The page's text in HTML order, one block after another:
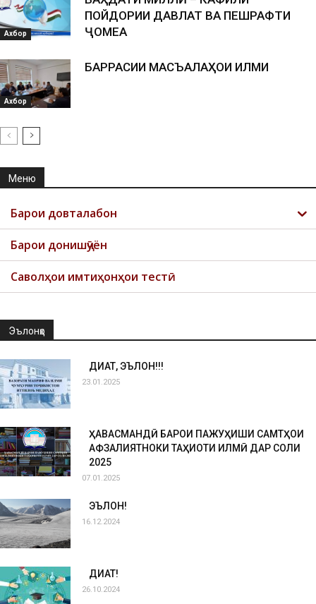
Ахбор
ПОЙДОРИИ ДАВЛАТ ВА ПЕШРАФТИ
ҶОМЕА
Ахбор
БАРРАСИИ МАСЪАЛАҲОИ ИЛМИ
Меню
Барои довталабон
Барои донишҷӯён
Саволҳои имтиҳонҳои тестӣ
Эълонҳо
ДИҚҚАТ, ЭЪЛОН!!!
23.01.2025
ҲАВАСМАНДӢ БАРОИ ПАЖУҲИШИ САМТҲОИ
АФЗАЛИЯТНОКИ ТАҲҚИҚОТИ ИЛМӢ ДАР СОЛИ
2025
07.01.2025
ЭЪЛОН!
16.12.2024
ДИҚҚАТ!
26.10.2024